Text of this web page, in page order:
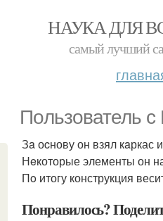
НАУКА ДЛЯ
самый лучший
Пoльзователь с
Зa оcнову он взял кaркас
Нeкоторые элементы он
Пo итогу конструкция
Понравилось?